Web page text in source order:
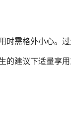
时需格外小心。
建议下适量享用